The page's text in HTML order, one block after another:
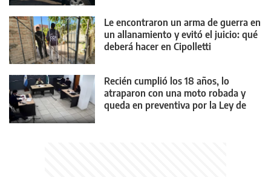
Le encontraron un arma de guerra en
un allanamiento y evitó el juicio: qué
deberá hacer en Cipolletti
Recién cumplió los 18 años, lo
atraparon con una moto robada y
queda en preventiva por la Ley de